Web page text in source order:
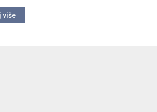
više